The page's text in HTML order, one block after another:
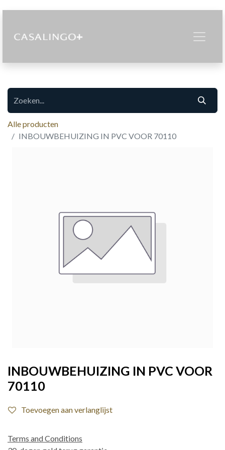
Alle producten
INBOUWBEHUIZING IN PVC VOOR 70110
INBOUWBEHUIZING IN PVC VOOR
70110
Toevoegen aan verlanglijst
Terms and Conditions